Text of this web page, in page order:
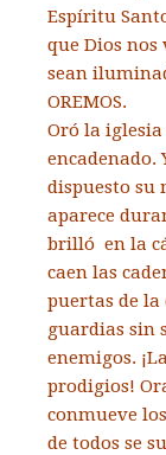
Espíritu
que Dios
sean
OREMOS.
Oró la iglesia
encadenado.
dispuesto su
aparece
brilló en la
caen las
puertas de la
guardias sin
enemigos.
prodigios!
conmueve
de todos se